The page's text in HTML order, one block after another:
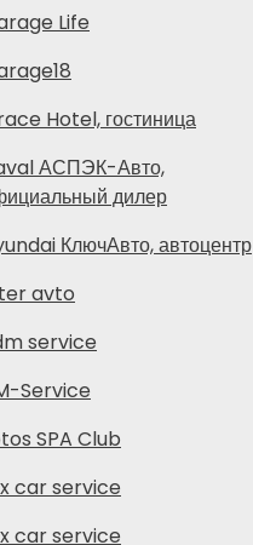
Life
Hotel, гостиница
АСПЭК-Авто,
дилер
КлючАвто, автоцентр
avto
service
Service
SPA Club
car service
car service